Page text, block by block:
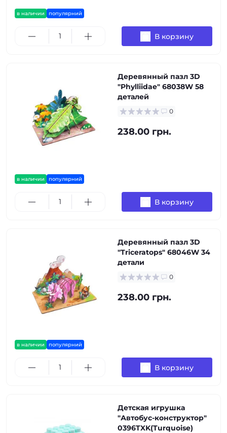
в наличии популярний
В корзину
в наличии популярний
Деревянный пазл 3D
"Phylliidae" 68038W 58
деталей
0
238.00 грн.
В корзину
в наличии популярний
Деревянный пазл 3D
"Triceratops" 68046W 34
детали
0
238.00 грн.
В корзину
Детская игрушка
"Автобус-конструктор"
0396TXK(Turquoise)